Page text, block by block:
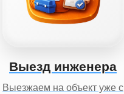
Выезд инженера
Выезжаем на объект уже с